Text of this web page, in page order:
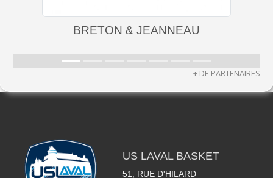
BRETON & JEANNEAU
+ DE PARTENAIRES
US LAVAL BASKET
51, RUE D'HILARD